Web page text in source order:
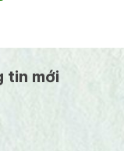
tin mới